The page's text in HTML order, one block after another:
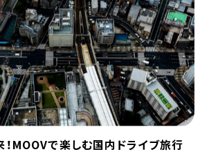
MOOVで楽しむ国内ドライブ旅行